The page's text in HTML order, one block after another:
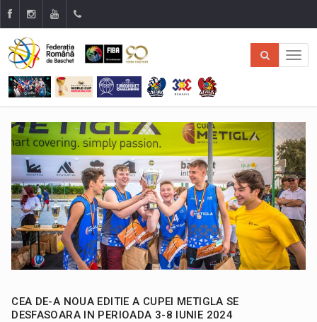
CEA DE-A NOUA EDITIE A CUPEI METIGLA SE
DESFASOARA IN PERIOADA 3-8 IUNIE 2024